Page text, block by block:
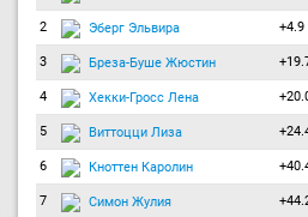
2 Эберг Эльвира +4.9
3 Бреза-Буше Жюстин
4 Хекки-Гросс Лена
5 Виттоцци Лиза
6 Кноттен Каролин
7 Симон Жулия